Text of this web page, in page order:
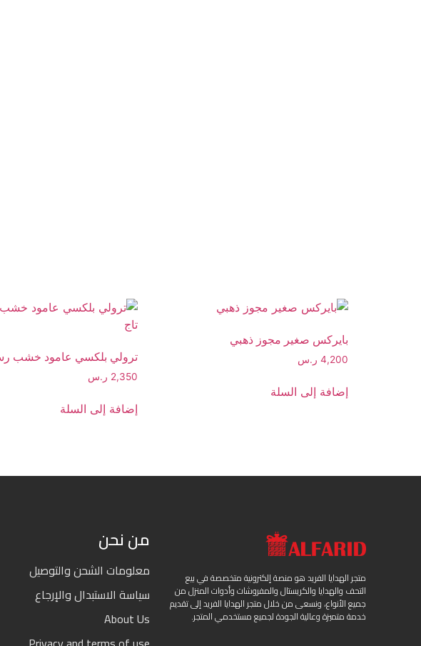
بايركس صغير مجوز ذهبي
4,200 ر.س
إضافة إلى السلة
ترولي بلكسي عامود خشب
2,350 ر.س
إضافة إلى السلة
متجر الهدايا الفريد هو منصة إلكترونية متخصصة في بيع
التحف والهدايا والكريستال والمفروشات وأدوات المنزل من
جميع الأنواع، ونسعى من خلال متجر الهدايا الفريد إلى تقديم
خدمة متميزة وعالية الجودة لجميع مستخدمي المتجر.
من نحن
معلومات الشحن والتوصيل
سياسة الاستبدال والإرجاع
About Us